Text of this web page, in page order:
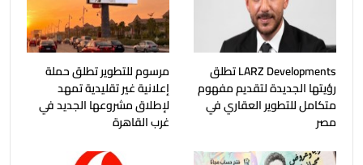
LARZ Developments تطلق
رؤيتها الجديدة لتقديم مفهوم
متكامل للتطوير العقاري في
مصر
مرسوم للتطوير تطلق حملة
إعلانية غير تقليدية تمهد
لإطلاق مشروعها الجديد في
غرب القاهرة